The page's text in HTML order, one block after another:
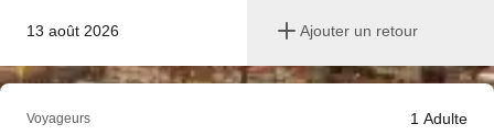
13 août 2026 Ajouter un retour
Voyageurs 1 Adulte